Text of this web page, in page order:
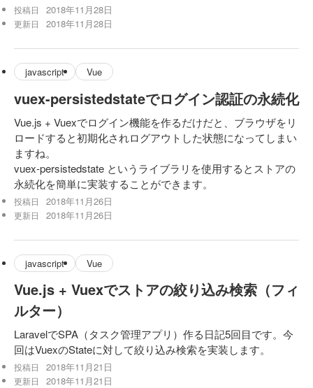
投稿日 2018年11月28日
更新日 2018年11月28日
javascript Vue
vuex-persistedstateでログイン認証の永続化
Vue.js + Vuexでログイン機能を作るだけだと、ブラウザをリ
ロードすると初期化されログアウトした状態になってしまい
ますね。
vuex-persistedstate というライブラリを使用するとストアの
永続化を簡単に実装することができます。
投稿日 2018年11月26日
更新日 2018年11月26日
javascript Vue
Vue.js + Vuexでストアの絞り込み検索（フィ
ルター）
LaravelでSPA（タスク管理アプリ）作る日記5回目です。今
回はVuexのStateに対して絞り込み検索を実装します。
投稿日 2018年11月21日
更新日 2018年11月21日